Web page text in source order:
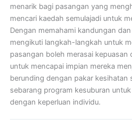
menarik bagi pasangan yang
mencari kaedah semulajadi untuk
Dengan memahami kandungan
mengikuti langkah-langkah untuk
pasangan boleh merasai kepuasan
untuk mencapai impian mereka
berunding dengan pakar kesihatan
sebarang program kesuburan
dengan keperluan individu.